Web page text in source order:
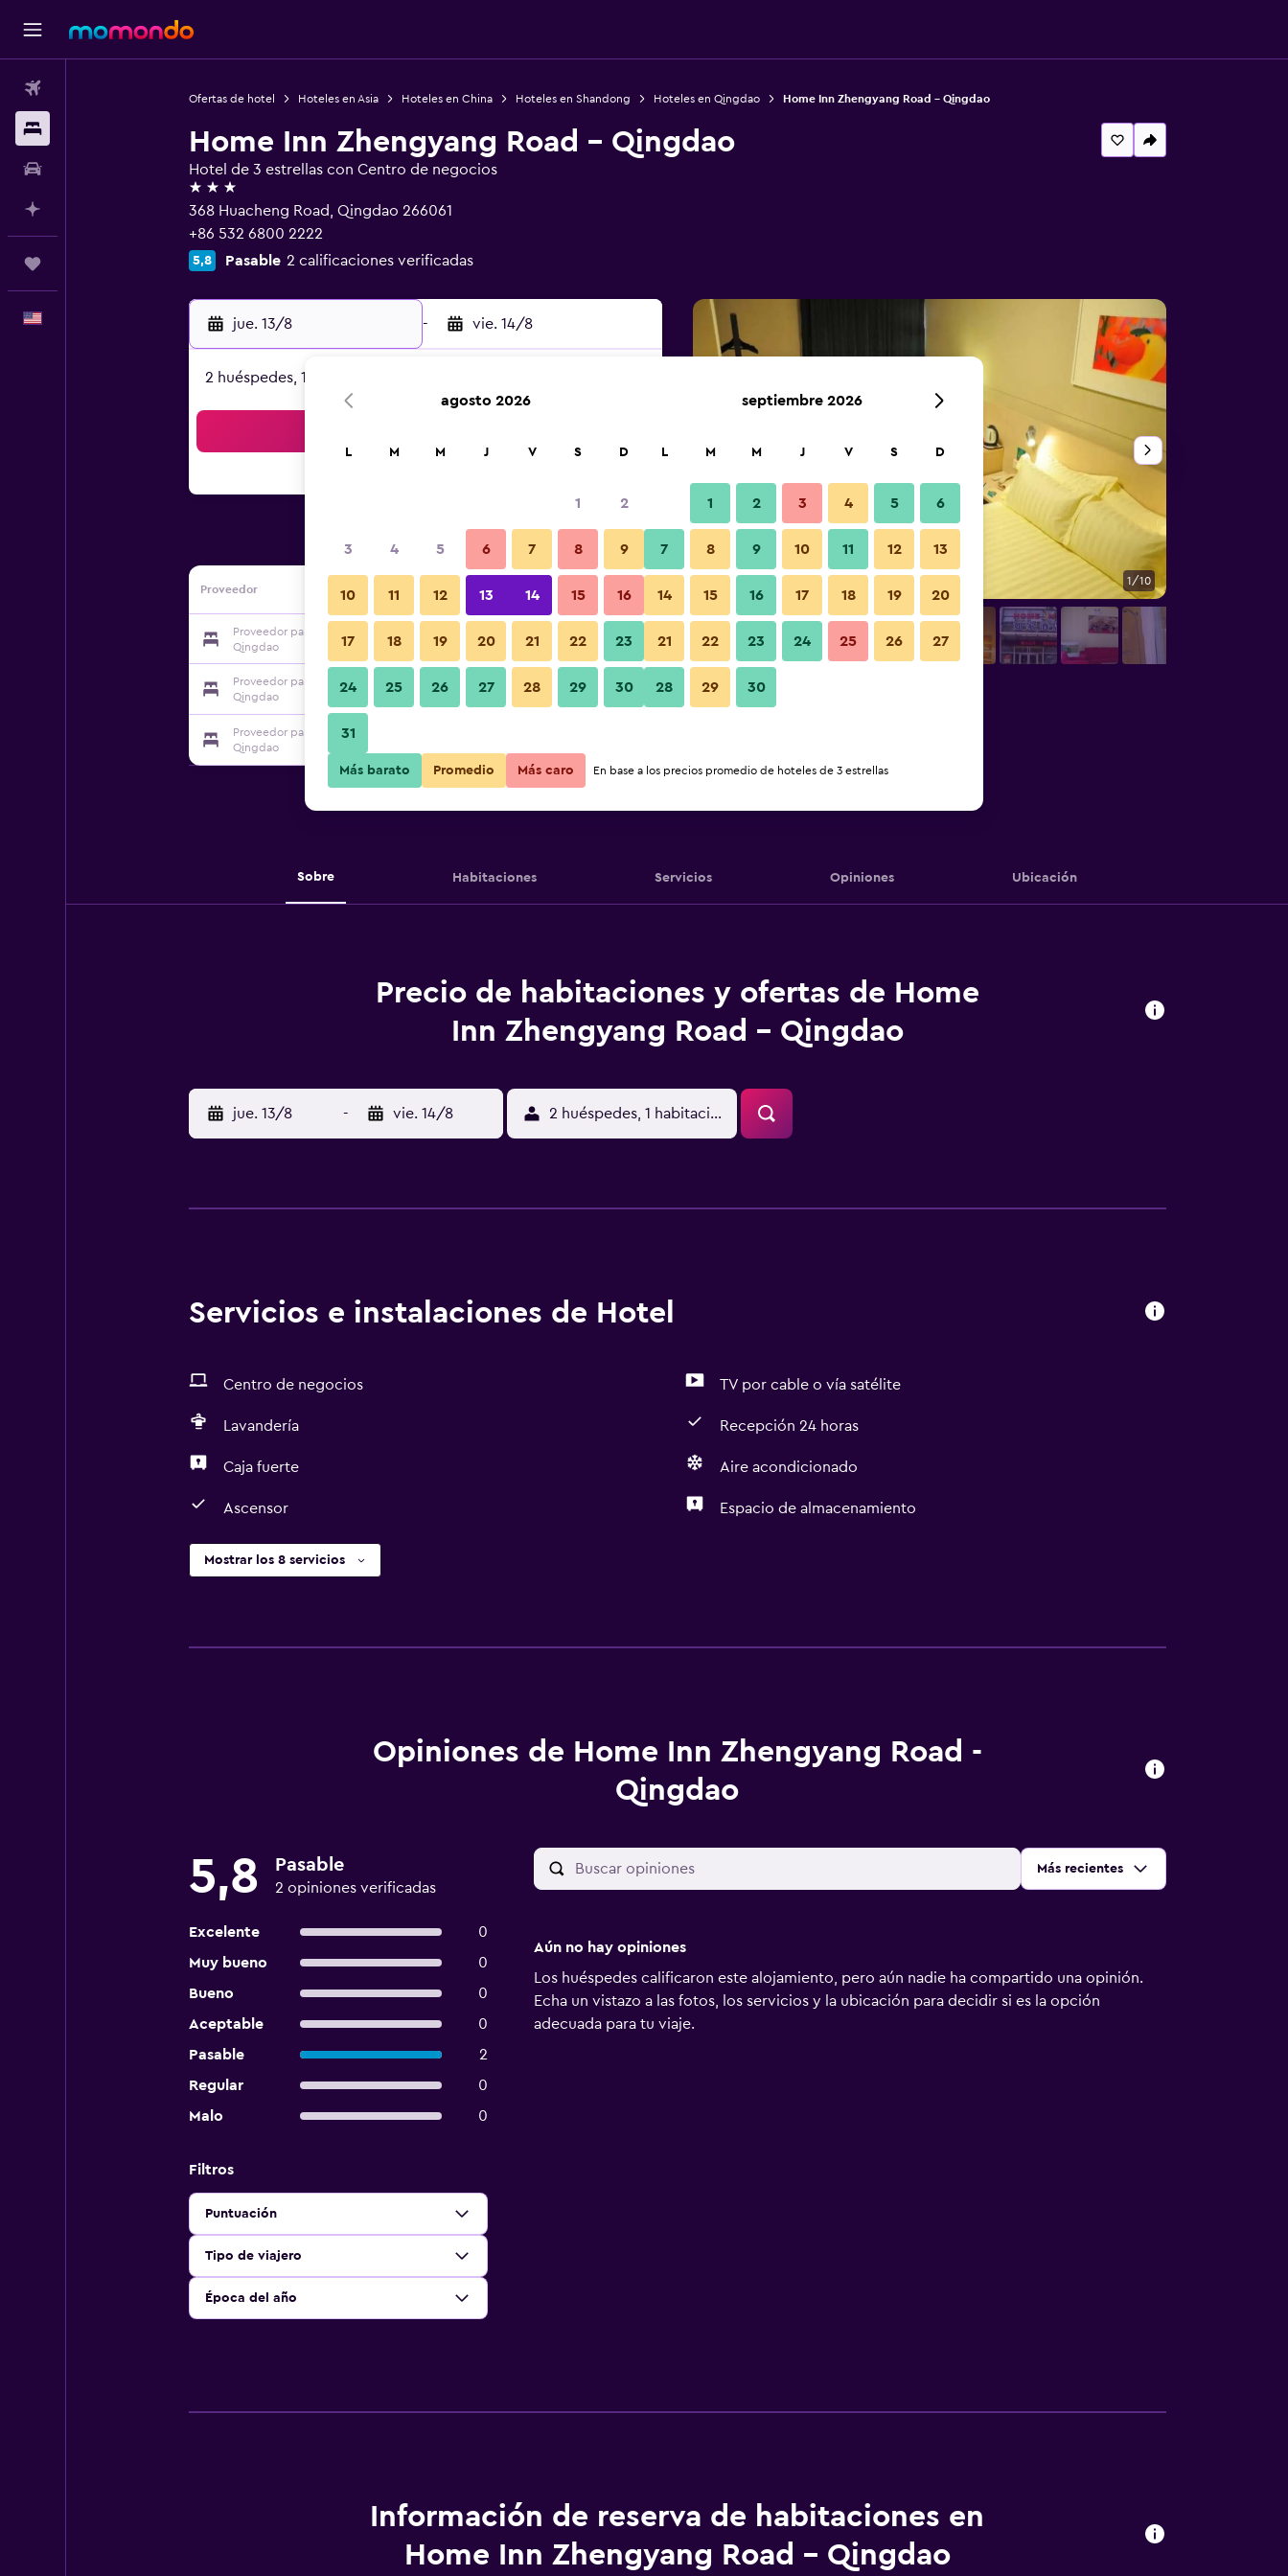
Ofertas de hotel Hoteles en Asia Hoteles en China Hoteles en Shandong Hoteles en Qingdao Home Inn Zhengyang Road - Qingdao
Home Inn Zhengyang Road - Qingdao
Hotel de 3 estrellas con Centro de negocios
3 estrellas
368 Huacheng Road, Qingdao 266061
+86 532 6800 2222
5,8 Pasable 2 calificaciones verificadas
jue. 13/8 - vie. 14/8
2 huéspedes, 1 habitación
Proveedor
Proveedor para Home Inn Zhengyang Road -
Qingdao
Ver precios
Proveedor para Home Inn Zhengyang Road -
Qingdao
Ver precios
Proveedor para Home Inn Zhengyang Road -
Qingdao
Habitación 1/10
Fotos
Sobre Habitaciones Servicios Opiniones Ubicación
Precio de habitaciones y ofertas de Home
Inn Zhengyang Road - Qingdao
jue. 13/8 - vie. 14/8 2 huéspedes, 1 habitación
Servicios e instalaciones de Hotel
Centro de negocios TV por cable o vía satélite
Lavandería Recepción 24 horas
Caja fuerte Aire acondicionado
Ascensor Espacio de almacenamiento
Mostrar los 8 servicios
Opiniones de Home Inn Zhengyang Road -
Qingdao
5,8 Pasable
2 opiniones verificadas
Excelente
0
Muy bueno
0
Bueno
0
Aceptable
0
Pasable
2
Regular
0
Malo
0
Ordenar por:
Más recientes
Filtros
Puntuación
Tipo de viajero
Época del año
Aún no hay opiniones
Los huéspedes calificaron este alojamiento, pero aún nadie ha compartido una opinión.
Echa un vistazo a las fotos, los servicios y la ubicación para decidir si es la opción
adecuada para tu viaje.
Información de reserva de habitaciones en
Home Inn Zhengyang Road - Qingdao
agosto 2026
L M M J V S D
1 2
3 4 5 6 7 8 9
10 11 12 13 14 15 16
17 18 19 20 21 22 23
24 25 26 27 28 29 30
31
septiembre 2026
L M M J V S D
1 2 3 4 5 6
7 8 9 10 11 12 13
14 15 16 17 18 19 20
21 22 23 24 25 26 27
28 29 30
Más barato Promedio Más caro En base a los precios promedio de hoteles de 3 estrellas